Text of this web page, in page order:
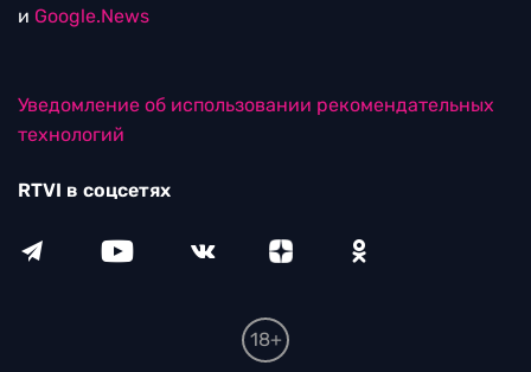
и Google.News
Уведомление об использовании рекомендательных
технологий
RTVI в соцсетях
18+